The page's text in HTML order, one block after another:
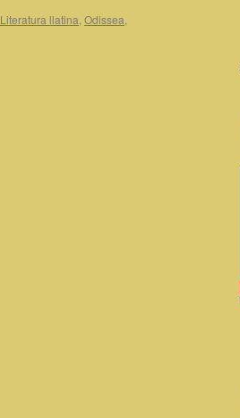
Literatura llatina Odissea